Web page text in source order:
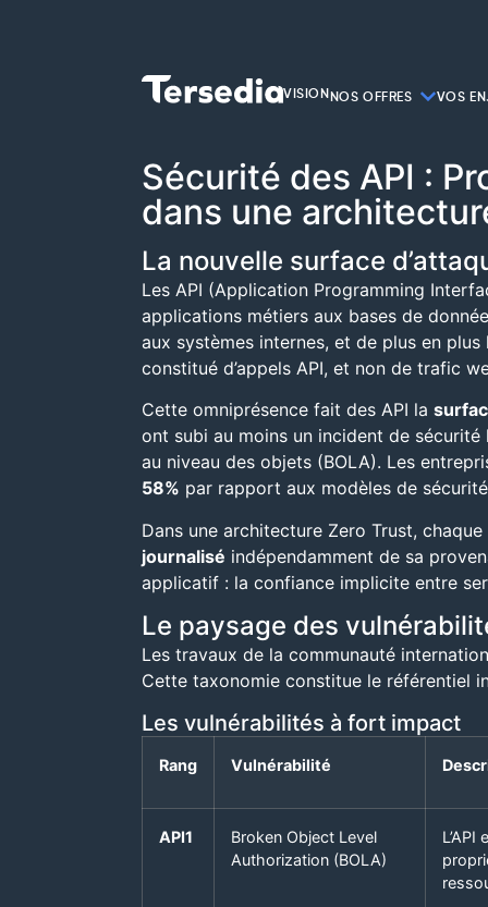
VISION NOS OFFRES VOS
Sécurité des API :
dans une
La nouvelle surface
Les API (Application Programming
applications métiers aux bases de
aux systèmes internes, et de plus en
constitué d’appels API, et non de trafic
Cette omniprésence fait des API la
ont subi au moins un incident de
au niveau des objets (BOLA). Les
58% par rapport aux modèles de
Dans une architecture Zero Trust,
journalisé indépendamment de sa
applicatif : la confiance implicite entre
Le paysage des
Les travaux de la communauté
Cette taxonomie constitue le référentiel
Les vulnérabilités à fort impact
Rang Vulnérabilité
API1
Broken Object Level
Authorization (BOLA)